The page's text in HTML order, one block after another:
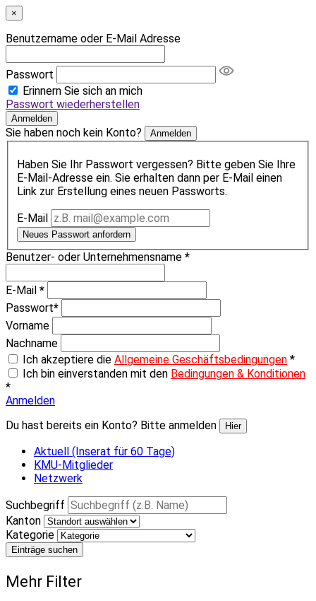
×
Benutzername oder E-Mail Adresse
Passwort
Erinnern Sie sich an mich
Passwort wiederherstellen
Anmelden
Sie haben noch kein Konto? Anmelden
Haben Sie Ihr Passwort vergessen? Bitte geben Sie Ihre
E-Mail-Adresse ein. Sie erhalten dann per E-Mail einen
Link zur Erstellung eines neuen Passworts.
E-Mail
Neues Passwort anfordern
Benutzer- oder Unternehmensname *
E-Mail *
Passwort*
Vorname
Nachname
Ich akzeptiere die Allgemeine Geschäftsbedingungen *
Ich bin einverstanden mit den Bedingungen & Konditionen
*
Anmelden
Du hast bereits ein Konto? Bitte anmelden
Hier
Aktuell (Inserat für 60 Tage)
KMU-Mitglieder
Netzwerk
Suchbegriff
Kanton
Kategorie
Einträge suchen
Mehr Filter